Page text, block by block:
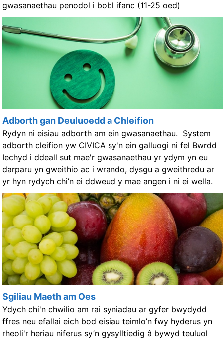
gwasanaethau penodol i bobl ifanc (11-25 oed)
Adborth gan Deuluoedd a Chleifion
Rydyn ni eisiau adborth am ein gwasanaethau. System
adborth cleifion yw CIVICA sy'n ein galluogi ni fel Bwrdd
Iechyd i ddeall sut mae'r gwasanaethau yr ydym yn eu
darparu yn gweithio ac i wrando, dysgu a gweithredu ar
yr hyn rydych chi’n ei ddweud y mae angen i ni ei wella.
Sgiliau Maeth am Oes
Ydych chi'n chwilio am rai syniadau ar gyfer bwydydd
ffres neu efallai eich bod eisiau teimlo’n fwy hyderus yn
rheoli'r heriau niferus sy’n gysylltiedig â bywyd teuluol